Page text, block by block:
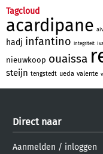
Tagcloud
acardipane
hadj infantino integriteit
nieuwkoop ouaissa
steijn tengstedt ueda valente
Direct naar
Aanmelden / inloggen